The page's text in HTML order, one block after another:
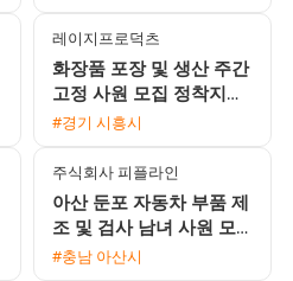
레이지프로덕츠
화장품 포장 및 생산 주간
고정 사원 모집 정착지원
금 지급
#경기 시흥시
주식회사 피플라인
아산 둔포 자동차 부품 제
조 및 검사 남녀 사원 모
집 통근버스 운행 및 교통
#충남 아산시